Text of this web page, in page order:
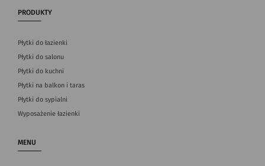
PRODUKTY
Płytki do łazienki
Płytki do salonu
Płytki do kuchni
Płytki na balkon i taras
Płytki do sypialni
Wyposażenie łazienki
MENU